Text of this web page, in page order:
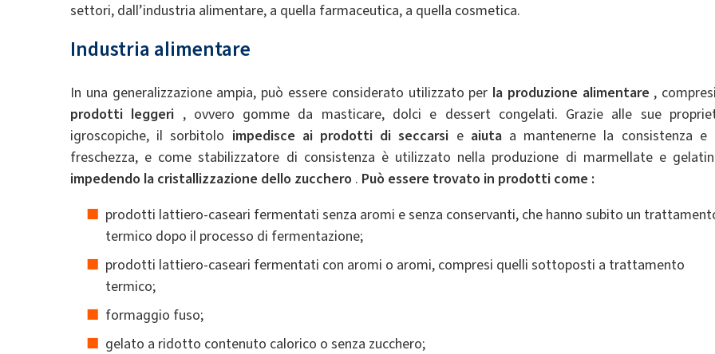
settori, dall’industria alimentare, a quella farmaceutica, a quella cosmetica.
Industria alimentare
In una generalizzazione ampia, può essere considerato utilizzato per la produzione alimentare , compresi
prodotti leggeri , ovvero gomme da masticare, dolci e dessert congelati. Grazie alle sue
igroscopiche, il sorbitolo impedisce ai prodotti di seccarsi e aiutaa mantenerne la consistenza e
freschezza, e come stabilizzatore di consistenza è utilizzato nella produzione di marmellate e
impedendo la cristallizzazione dello zucchero . Può essere trovato in prodotti come :
prodotti lattiero-caseari fermentati senza aromi e senza conservanti, che hanno subito un
termico dopo il processo di fermentazione;
prodotti lattiero-caseari fermentati con aromi o aromi, compresi quelli sottoposti a trattamento
termico;
formaggio fuso;
gelato a ridotto contenuto calorico o senza zucchero;